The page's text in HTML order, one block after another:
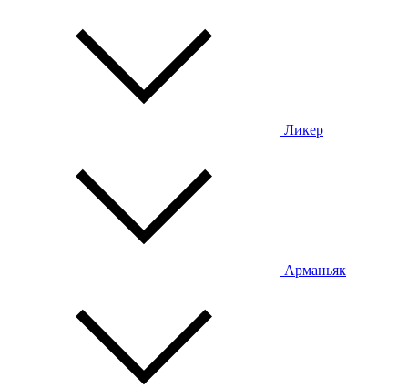
Ликер
Арманьяк